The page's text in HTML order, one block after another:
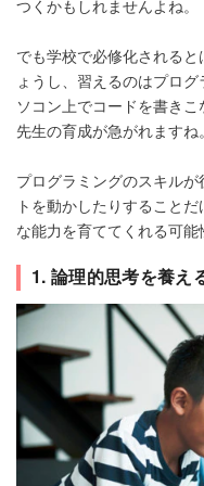
つくかもしれませんよね。
でも学校で必修化される
ょうし、習えるのはプロ
ソコン上でコードを書き
先生の育成が急がれますね。
プログラミングのスキル
トを動かしたりすること
な能力を育ててくれる可能
1. 論理的思考を養え